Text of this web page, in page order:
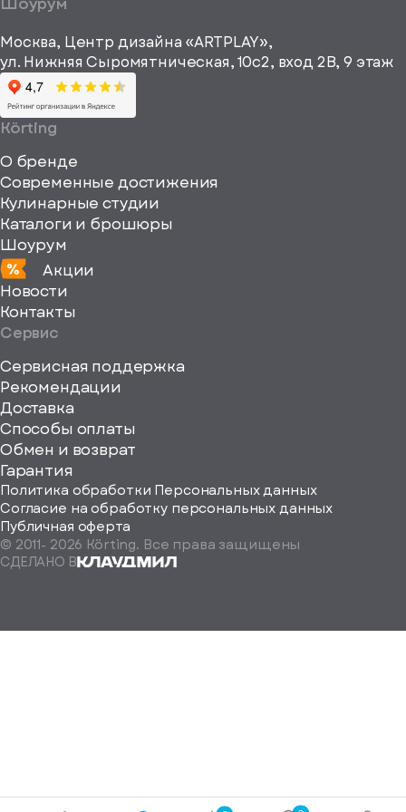
рекламные и
информационные
материалы
viewBox="0
0
Москва, Центр дизайна «ARTPLAY»,
ул. Нижняя Сыромятническая, 10с2, вход 2B, 9 этаж
Körting
О бренде
Современные достижения
Кулинарные студии
Каталоги и брошюры
Шоурум
Акции
Новости
Контакты
Сервис
Сервисная поддержка
Рекомендации
Доставка
Способы оплаты
Обмен и возврат
Гарантия
Политика обработки Персональных данных
Согласие на обработку персональных данных
Публичная оферта
© 2011- 2026 Körting. Все права защищены
СДЕЛАНО В
Определить
на-